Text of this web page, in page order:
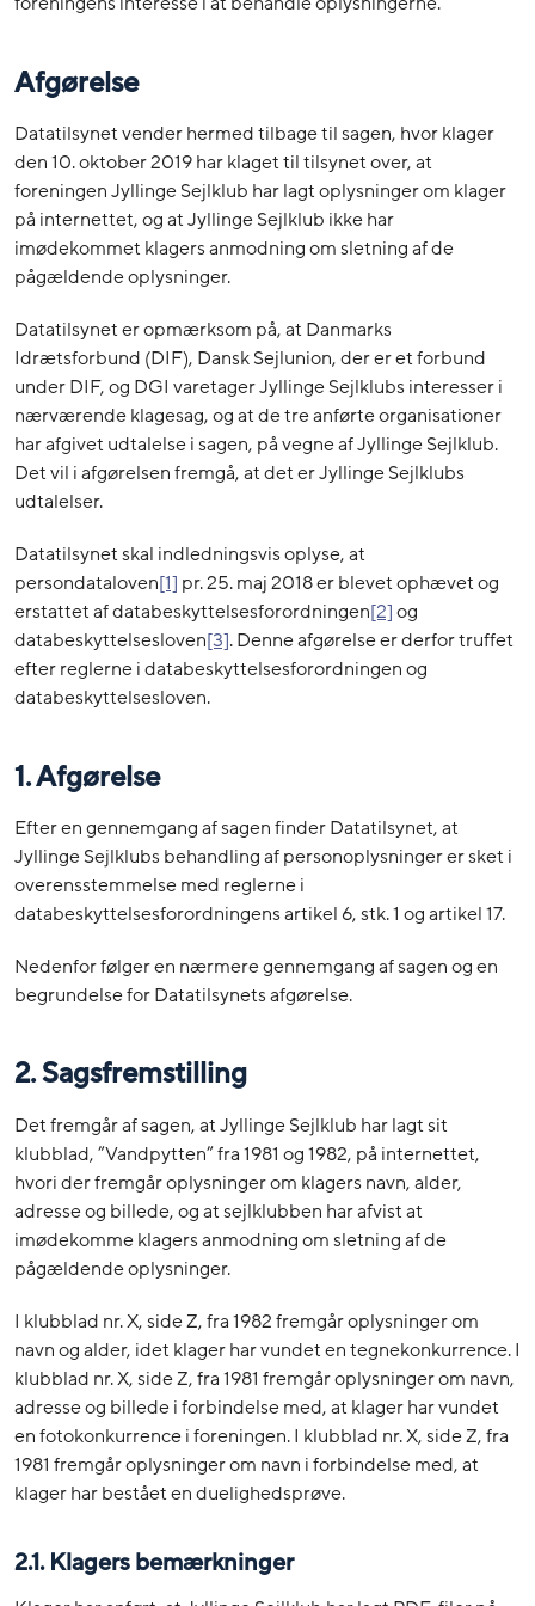
Afgørelse
Datatilsynet vender hermed tilbage til sagen, hvor klager
den 10. oktober 2019 har klaget til tilsynet over, at
foreningen Jyllinge Sejlklub har lagt oplysninger om klager
på internettet, og at Jyllinge Sejlklub ikke har
imødekommet klagers anmodning om sletning af de
pågældende oplysninger.
Datatilsynet er opmærksom på, at Danmarks
Idrætsforbund (DIF), Dansk Sejlunion, der er et forbund
under DIF, og DGI varetager Jyllinge Sejlklubs interesser i
nærværende klagesag, og at de tre anførte organisationer
har afgivet udtalelse i sagen, på vegne af Jyllinge Sejlklub.
Det vil i afgørelsen fremgå, at det er Jyllinge Sejlklubs
udtalelser.
Datatilsynet skal indledningsvis oplyse, at
persondataloven[1] pr. 25. maj 2018 er blevet ophævet og
erstattet af databeskyttelsesforordningen[2]og
databeskyttelsesloven[3]. Denne afgørelse er derfor truffet
efter reglerne i databeskyttelsesforordningen og
databeskyttelsesloven.
1.Afgørelse
Efter en gennemgang af sagen finder Datatilsynet, at
Jyllinge Sejlklubs behandling af personoplysninger er sket i
overensstemmelse med reglerne i
databeskyttelsesforordningens artikel 6, stk. 1 og artikel 17.
Nedenfor følger en nærmere gennemgang af sagen og en
begrundelse for Datatilsynets afgørelse.
2.Sagsfremstilling
Det fremgår af sagen, at Jyllinge Sejlklub har lagt sit
klubblad, ”Vandpytten” fra 1981 og 1982, på internettet,
hvori der fremgår oplysninger om klagers navn, alder,
adresse og billede, og at sejlklubben har afvist at
imødekomme klagers anmodning om sletning af de
pågældende oplysninger.
I klubblad nr. X, side Z, fra 1982 fremgår oplysninger om
navn og alder, idet klager har vundet en tegnekonkurrence. I
klubblad nr. X, side Z, fra 1981 fremgår oplysninger om navn,
adresse og billede i forbindelse med, at klager har vundet
en fotokonkurrence i foreningen. I klubblad nr. X, side Z, fra
1981 fremgår oplysninger om navn i forbindelse med, at
klager har bestået en duelighedsprøve.
2.1.Klagers bemærkninger